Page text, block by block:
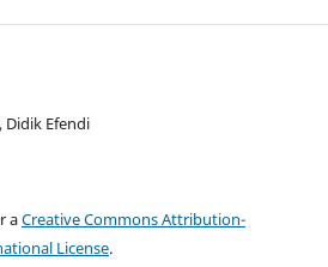
Efendi
aCreative Commons Attribution-
License.